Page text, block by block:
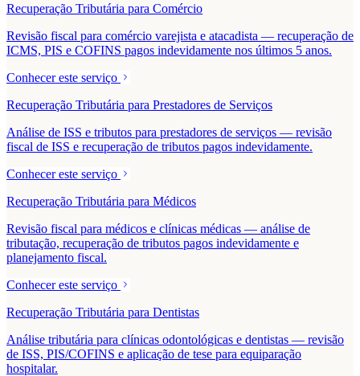
Recuperação Tributária para Comércio
Revisão fiscal para comércio varejista e atacadista — recuperação de
ICMS, PIS e COFINS pagos indevidamente nos últimos 5 anos.
Conhecer este serviço
Recuperação Tributária para Prestadores de Serviços
Análise de ISS e tributos para prestadores de serviços — revisão
fiscal de ISS e recuperação de tributos pagos indevidamente.
Conhecer este serviço
Recuperação Tributária para Médicos
Revisão fiscal para médicos e clínicas médicas — análise de
tributação, recuperação de tributos pagos indevidamente e
planejamento fiscal.
Conhecer este serviço
Recuperação Tributária para Dentistas
Análise tributária para clínicas odontológicas e dentistas — revisão
de ISS, PIS/COFINS e aplicação de tese para equiparação
hospitalar.